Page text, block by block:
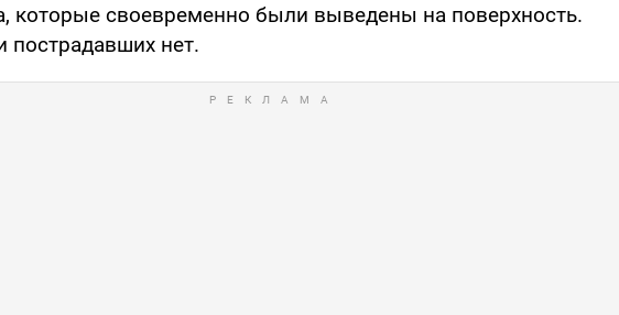
которые своевременно были выведены на поверхность.
пострадавших нет.